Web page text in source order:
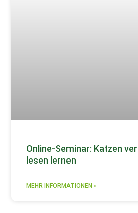
Online-Seminar: Katzen
lesen lernen
MEHR INFORMATIONEN »